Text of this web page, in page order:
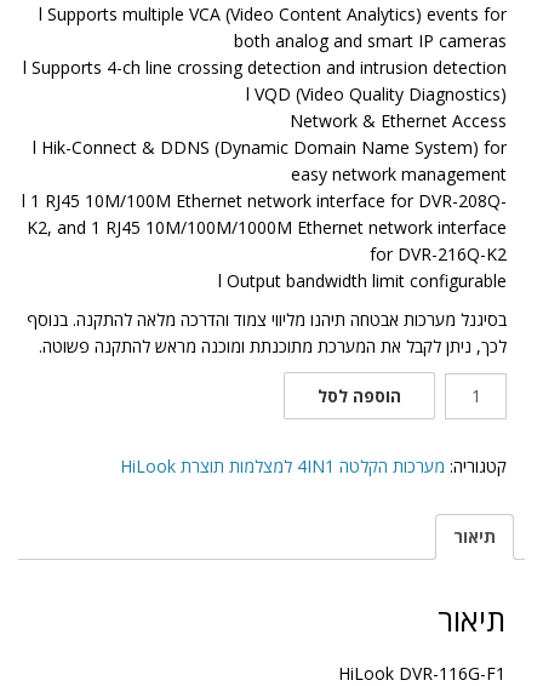
l Supports multiple VCA (Video Content Analytics) events for
both analog and smart IP cameras
l Supports 4-ch line crossing detection and intrusion detection
l VQD (Video Quality Diagnostics)
Network & Ethernet Access
l Hik-Connect & DDNS (Dynamic Domain Name System) for
easy network management
l 1 RJ45 10M/100M Ethernet network interface for DVR-208Q-
K2, and 1 RJ45 10M/100M/1000M Ethernet network interface
for DVR-216Q-K2
l Output bandwidth limit configurable
בסיגנל מערכות אבטחה תיהנו מליווי צמוד והדרכה מלאה להתקנה. בנוסף
לכך, ניתן לקבל את המערכת מתוכנתת ומוכנה מראש להתקנה פשוטה.
DVR-
F1
הוספה לסל
קטגוריה: מערכות הקלטה 4IN1 למצלמות תוצרת HiLook
תיאור
תיאור
HiLook DVR-116G-F1